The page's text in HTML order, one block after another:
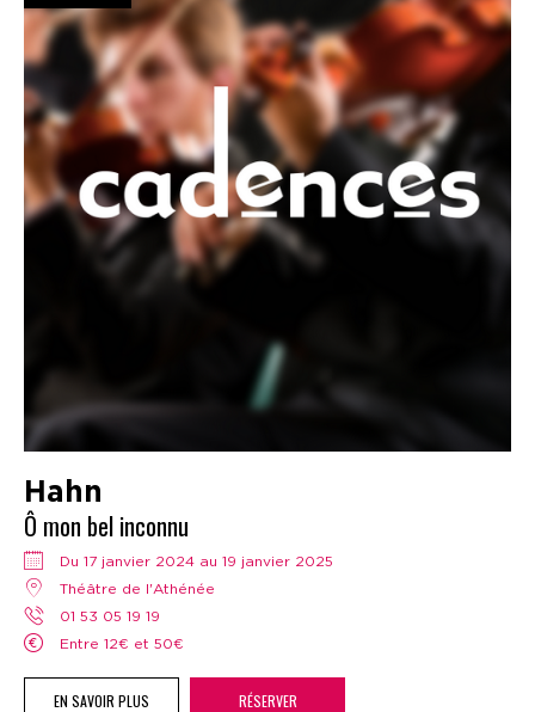
Hahn
Ô mon bel inconnu
Du 17 janvier 2024 au 19 janvier 2025
Théâtre de l'Athénée
01 53 05 19 19
Entre 12€ et 50€
EN SAVOIR PLUS RÉSERVER